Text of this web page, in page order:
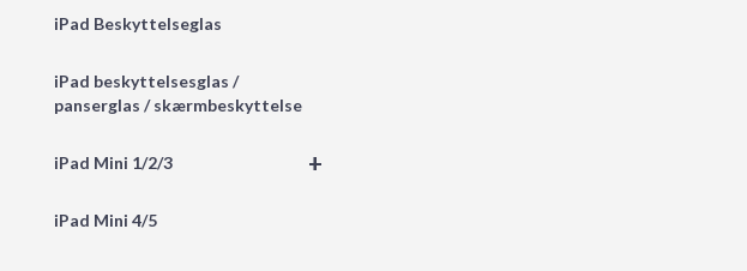
iPad Beskyttelseglas
iPad beskyttelsesglas /
panserglas / skærmbeskyttelse
+
iPad Mini 1/2/3
iPad Mini 4/5